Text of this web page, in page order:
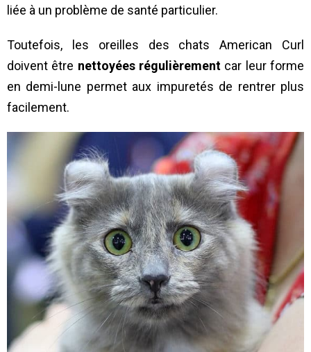
liée à un problème de santé particulier.
Toutefois, les oreilles des chats American Curl
doivent être nettoyées régulièrement car leur forme
en demi-lune permet aux impuretés de rentrer plus
facilement.